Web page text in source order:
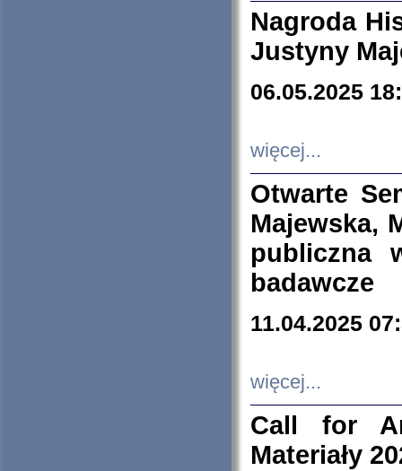
Nagroda
Justyny
06.05.2025
więcej...
Otwarte
Majewska,
publiczna
badawcze
11.04.2025
więcej...
Call for
Materiały